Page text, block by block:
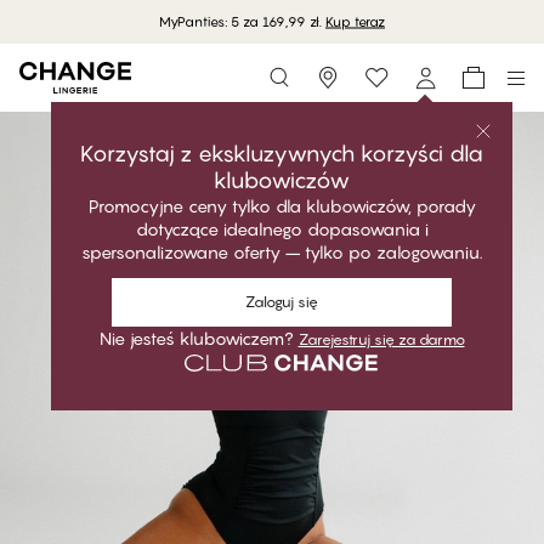
MyPanties: 5 za 169,99 zł. Kup teraz
Storefinder
Korzystaj z ekskluzywnych korzyści dla
klubowiczów
Promocyjne ceny tylko dla klubowiczów, porady
dotyczące idealnego dopasowania i
spersonalizowane oferty – tylko po zalogowaniu.
Zaloguj się
Nie jesteś klubowiczem? Zarejestruj się za darmo